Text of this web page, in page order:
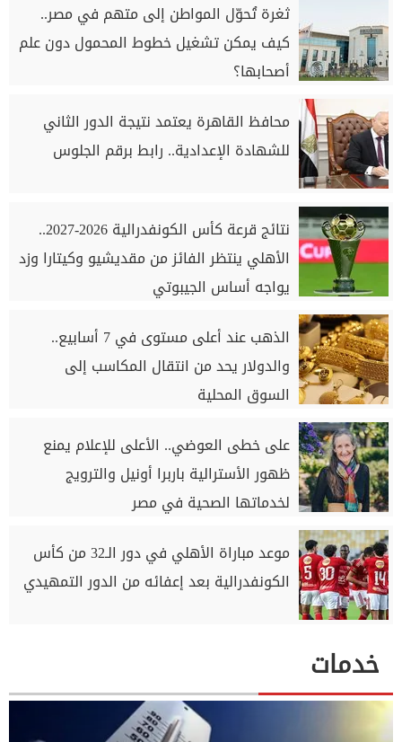
ثغرة تُحوّل المواطن إلى متهم في مصر..
كيف يمكن تشغيل خطوط المحمول دون علم
أصحابها؟
محافظ القاهرة يعتمد نتيجة الدور الثاني
للشهادة الإعدادية.. رابط برقم الجلوس
نتائج قرعة كأس الكونفدرالية 2026-2027..
الأهلي ينتظر الفائز من مقديشيو وكيتارا وزد
يواجه أساس الجيبوتي
الذهب عند أعلى مستوى في 7 أسابيع..
والدولار يحد من انتقال المكاسب إلى
السوق المحلية
على خطى العوضي.. الأعلى للإعلام يمنع
ظهور الأسترالية باربرا أونيل والترويج
لخدماتها الصحية في مصر
موعد مباراة الأهلي في دور الـ32 من كأس
الكونفدرالية بعد إعفائه من الدور التمهيدي
خدمات